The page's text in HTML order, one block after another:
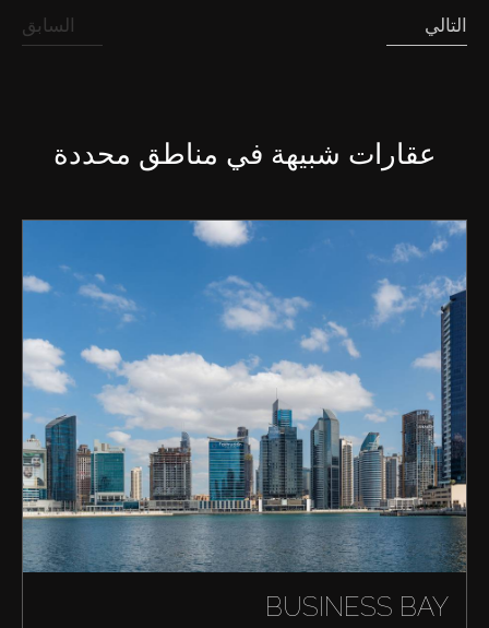
السابق التالي
عقارات شبيهة في مناطق محددة
BUSINESS BAY